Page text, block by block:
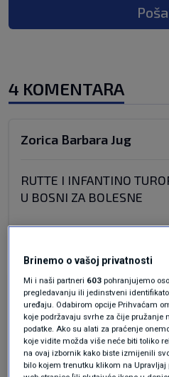
4 KOMENTARA
Zorica Barbara Jug
RUTTE I INFANTINO
U BOSNI ZA BOLESNE
Gospođa
Ljigav je jednako ko i
Ulizice,ali vjerujem da si
svoje skrivene račune.
Brinemo o vašoj privatnosti
Mi i naši partneri 603 pohranjujemo
pregledavanju ili jedinstveni
uređaju. Odabirom opcije Prihvaćam
koje podržavaju svrhe za čije pružanje
podatke. Ako su alati za praćenje
koje vidite možda više neće biti toliko
na ovaj izbornik kako biste izmijenili
bilo kojem trenutku klikom na